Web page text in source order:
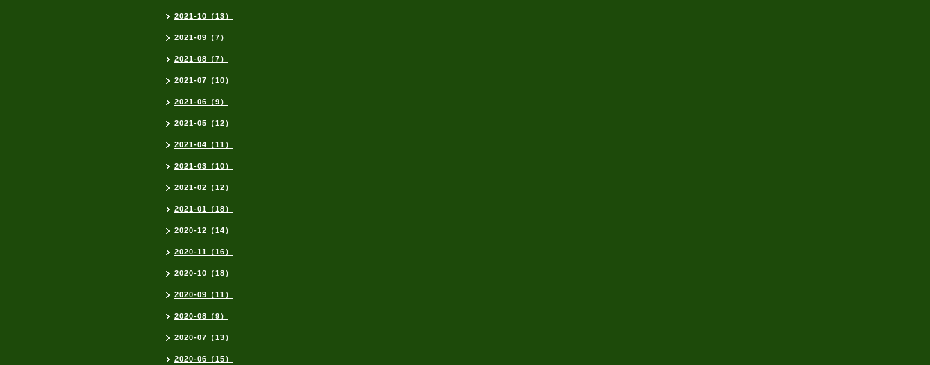
2021-10（13）
2021-09（7）
2021-08（7）
2021-07（10）
2021-06（9）
2021-05（12）
2021-04（11）
2021-03（10）
2021-02（12）
2021-01（18）
2020-12（14）
2020-11（16）
2020-10（18）
2020-09（11）
2020-08（9）
2020-07（13）
2020-06（15）